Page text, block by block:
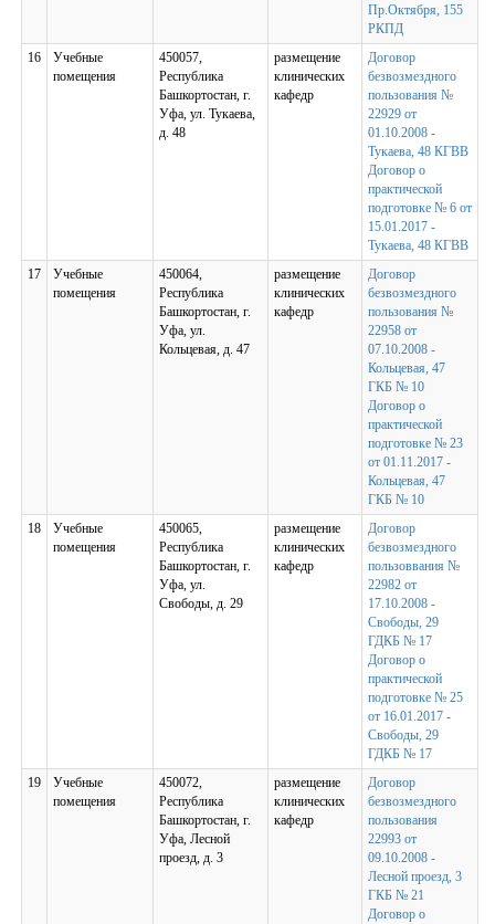
Пр.Октября, 155
РКПД
16
Учебные
помещения
450057,
Республика
Башкортостан, г.
Уфа, ул. Тукаева,
д. 48
размещение
клинических
кафедр
Договор
безвозмездного
пользования №
22929 от
01.10.2008 -
Тукаева, 48 КГВВ
Договор о
практической
подготовке № 6 от
15.01.2017 -
Тукаева, 48 КГВВ
17
Учебные
помещения
450064,
Республика
Башкортостан, г.
Уфа, ул.
Кольцевая, д. 47
размещение
клинических
кафедр
Договор
безвозмездного
пользования №
22958 от
07.10.2008 -
Кольцевая, 47
ГКБ № 10
Договор о
практической
подготовке № 23
от 01.11.2017 -
Кольцевая, 47
ГКБ № 10
18
Учебные
помещения
450065,
Республика
Башкортостан, г.
Уфа, ул.
Свободы, д. 29
размещение
клинических
кафедр
Договор
безвозмездного
пользоввания №
22982 от
17.10.2008 -
Свободы, 29
ГДКБ № 17
Договор о
практической
подготовке № 25
от 16.01.2017 -
Свободы, 29
ГДКБ № 17
19
Учебные
помещения
450072,
Республика
Башкортостан, г.
Уфа, Лесной
проезд, д. 3
размещение
клинических
кафедр
Договор
безвозмездного
пользования
22993 от
09.10.2008 -
Лесной проезд, 3
ГКБ № 21
Договор о